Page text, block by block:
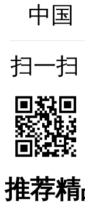
中国
扫一
推荐